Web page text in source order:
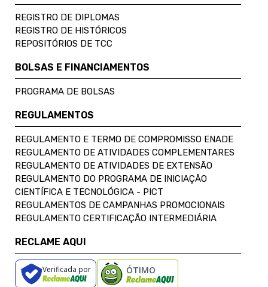
REGISTRO DE DIPLOMAS
REGISTRO DE HISTÓRICOS
REPOSITÓRIOS DE TCC
BOLSAS E FINANCIAMENTOS
PROGRAMA DE BOLSAS
REGULAMENTOS
REGULAMENTO E TERMO DE COMPROMISSO ENADE
REGULAMENTO DE ATIVIDADES COMPLEMENTARES
REGULAMENTO DE ATIVIDADES DE EXTENSÃO
REGULAMENTO DO PROGRAMA DE INICIAÇÃO
CIENTÍFICA E TECNOLÓGICA - PICT
REGULAMENTOS DE CAMPANHAS PROMOCIONAIS
REGULAMENTO CERTIFICAÇÃO INTERMEDIÁRIA
RECLAME AQUI
Verificada por ÓTIMO